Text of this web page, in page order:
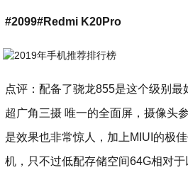
#2099#Redmi K20Pro
点评：配备了骁龙855是这个级别
超广角三摄 唯一的全面屏，摄像头
是效果也非常惊人，加上MIUI的极
机，只不过低配存储空间64G相对